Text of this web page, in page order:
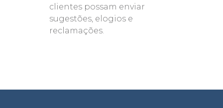
clientes possam enviar
sugestões, elogios e
reclamações.